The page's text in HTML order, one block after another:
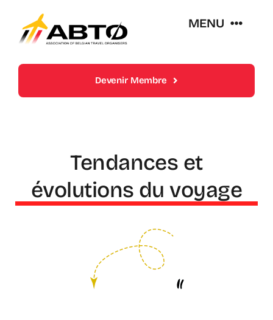
content
MENU
Over Abto
Lidmaatschappen
Trends En Evoluties Van De Reissector
Devenir Membre
Tendances et
évolutions du voyage